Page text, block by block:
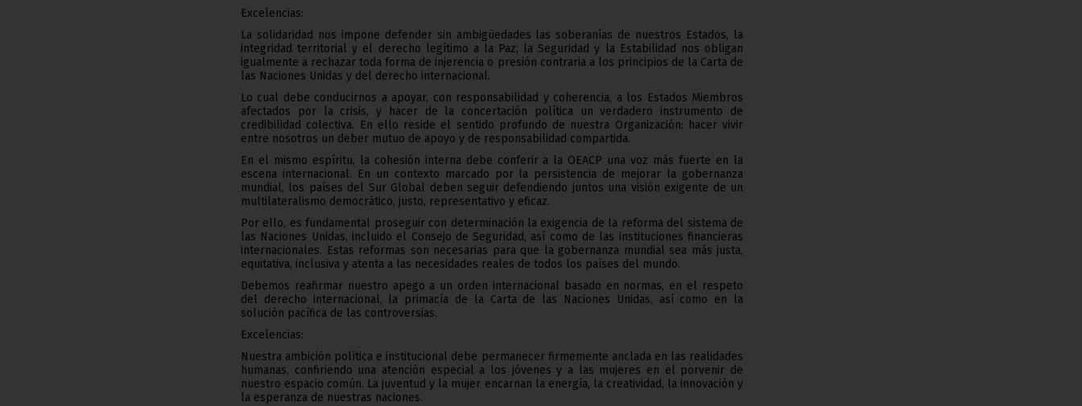
Excelencias:
La solidaridad nos impone defender sin ambigüedades las soberanías de nuestros Estados, la
integridad territorial y el derecho legítimo a la Paz; la Seguridad y la Estabilidad nos obligan
igualmente a rechazar toda forma de injerencia o presión contraria a los principios de la Carta de
las Naciones Unidas y del derecho internacional.
Lo cual debe conducirnos a apoyar, con responsabilidad y coherencia, a los Estados Miembros
afectados por la crisis, y hacer de la concertación política un verdadero instrumento de
credibilidad colectiva. En ello reside el sentido profundo de nuestra Organización: hacer vivir
entre nosotros un deber mutuo de apoyo y de responsabilidad compartida.
En el mismo espíritu, la cohesión interna debe conferir a la OEACP una voz más fuerte en la
escena internacional. En un contexto marcado por la persistencia de mejorar la gobernanza
mundial, los países del Sur Global deben seguir defendiendo juntos una visión exigente de un
multilateralismo democrático, justo, representativo y eficaz.
Por ello, es fundamental proseguir con determinación la exigencia de la reforma del sistema de
las Naciones Unidas, incluido el Consejo de Seguridad, así como de las instituciones financieras
internacionales. Estas reformas son necesarias para que la gobernanza mundial sea más justa,
equitativa, inclusiva y atenta a las necesidades reales de todos los países del mundo.
Debemos reafirmar nuestro apego a un orden internacional basado en normas, en el respeto
del derecho internacional, la primacía de la Carta de las Naciones Unidas, así como en la
solución pacífica de las controversias.
Excelencias:
Nuestra ambición política e institucional debe permanecer firmemente anclada en las realidades
humanas, confiriendo una atención especial a los jóvenes y a las mujeres en el porvenir de
nuestro espacio común. La juventud y la mujer encarnan la energía, la creatividad, la innovación y
la esperanza de nuestras naciones.